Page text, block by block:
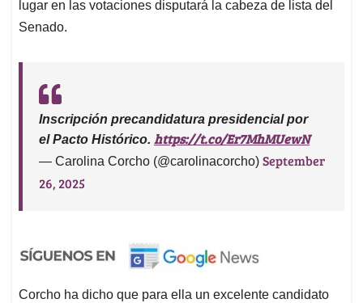
lugar en las votaciones disputará la cabeza de lista del
Senado.
Inscripción precandidatura presidencial por
el Pacto Histórico. https://t.co/Er7MhMUewN
— Carolina Corcho (@carolinacorcho) September
26, 2025
Corcho ha dicho que para ella un excelente candidato